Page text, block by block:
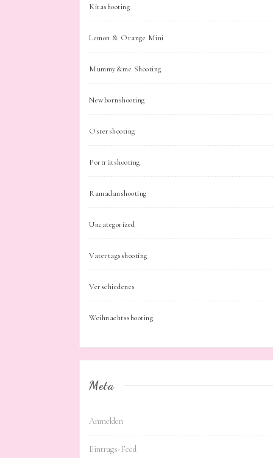
Kitashooting
Lemon & Orange Mini
Mummy&me Shooting
Newbornshooting
Ostershooting
Porträtshooting
Ramadanshooting
Uncategorized
Vatertagsshooting
Verschiedenes
Weihnachtsshooting
Meta
Anmelden
Eintrags-Feed